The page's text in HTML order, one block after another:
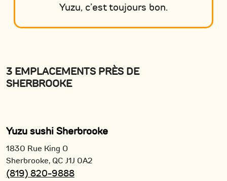
Yuzu, c’est toujours bon.
3 EMPLACEMENTS PRÈS DE
SHERBROOKE
Yuzu sushi Sherbrooke
1830 Rue King O
Sherbrooke, QC J1J 0A2
(819) 820-9888